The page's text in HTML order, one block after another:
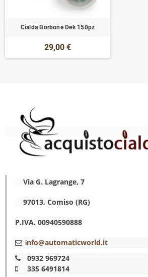
Cialda Borbone Dek 150pz
29,00 €
Via G. Lagrange, 7
97013, Comiso (RG)
P.IVA. 00940590888
info@automaticworld.it
0932 969724
335 6491814